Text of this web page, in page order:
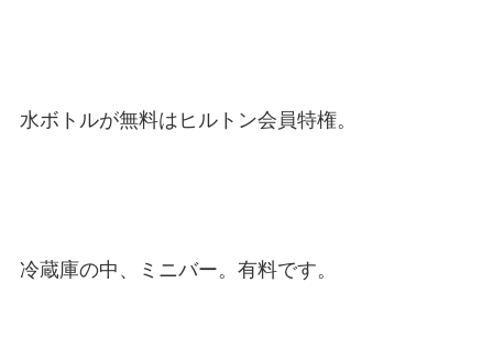
水ボトルが無料はヒルトン会員特権。
冷蔵庫の中、ミニバー。有料です。